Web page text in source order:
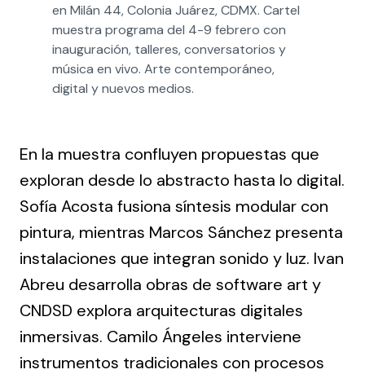
en Milán 44, Colonia Juárez, CDMX. Cartel
muestra programa del 4-9 febrero con
inauguración, talleres, conversatorios y
música en vivo. Arte contemporáneo,
digital y nuevos medios.
En la muestra confluyen propuestas que
exploran desde lo abstracto hasta lo digital.
Sofía Acosta fusiona síntesis modular con
pintura, mientras Marcos Sánchez presenta
instalaciones que integran sonido y luz. Ivan
Abreu desarrolla obras de software art y
CNDSD explora arquitecturas digitales
inmersivas. Camilo Ángeles interviene
instrumentos tradicionales con procesos